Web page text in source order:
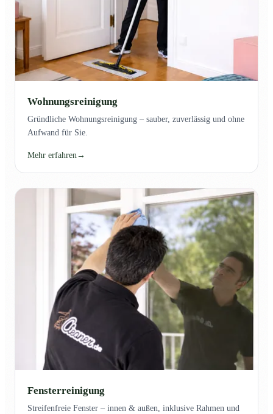
Wohnungsreinigung
Gründliche Wohnungsreinigung – sauber, zuverlässig und ohne
Aufwand für Sie.
Mehr erfahren →
Fensterreinigung
Streifenfreie Fenster – innen & außen, inklusive Rahmen und